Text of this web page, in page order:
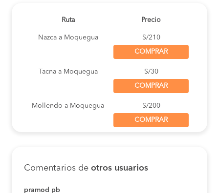
Ruta Precio
Nazca a Moquegua S/210
COMPRAR
Tacna a Moquegua S/30
COMPRAR
Mollendo a Moquegua S/200
COMPRAR
Comentarios de otros usuarios
pramod pb